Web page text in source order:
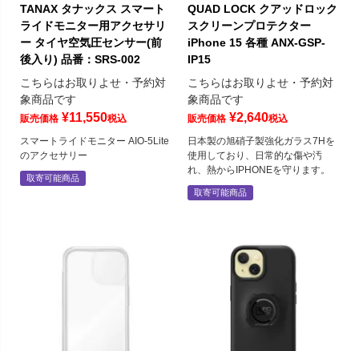
TANAX タナックス スマート
ライドモニター用アクセサリ
ー タイヤ空気圧センサー(前
後入り) 品番：SRS-002
こちらはお取りよせ・予約対
象商品です
販売価格 ¥11,550税込
スマートライドモニター AIO-5Lite
のアクセサリー
取寄可能商品
QUAD LOCK クアッドロック
スクリーンプロテクター
iPhone 15 各種 ANX-GSP-
IP15
こちらはお取りよせ・予約対
象商品です
販売価格 ¥2,640税込
日本製の旭硝子製強化ガラス7Hを
使用しており、日常的な傷や汚
れ、熱からIPHONEを守ります。
取寄可能商品